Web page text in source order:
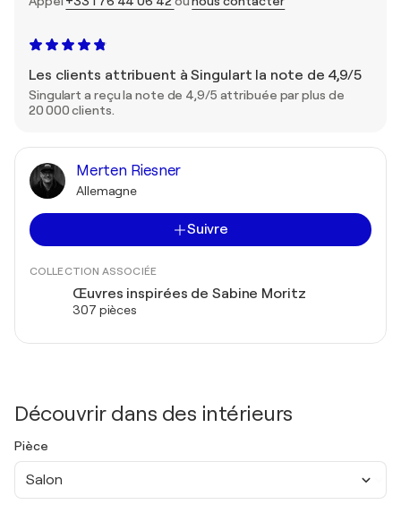
Les clients attribuent à Singulart la note de 4,9/5
Singulart a reçu la note de 4,9/5 attribuée par plus de
20 000 clients.
Merten Riesner
Allemagne
Suivre
COLLECTION ASSOCIÉE
Œuvres inspirées de Sabine Moritz
307 pièces
Découvrir dans des intérieurs
Pièce
Salon